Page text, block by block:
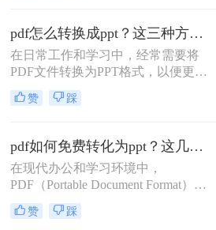
使用，但在需要编辑或展示内容时，
PPT（PowerPoint）则更为便捷。那么
pdf如何转ppt免费呢？以下将详细介
绍几种免费将PDF转换为PPT的方
法。
pdf怎么转换成ppt？这三种方法教你快速转换！
在日常工作和学习中，经常需要将
PDF文件转换为PPT格式，以便更好
地进行演示和分享。那么pdf怎么转换
成ppt呢？以下是一篇详细的指南，介
包括使用在线工具、专业软件以及办
公软件等。
赞 踩
pdf如何免费转化为ppt？这几个方法你一定要知道！
在现代办公和学习环境中，
PDF（Portable Document Format）和
PPT（PowerPoint Presentation）是两
种常用的文件格式。PDF文件因其跨
赞 踩